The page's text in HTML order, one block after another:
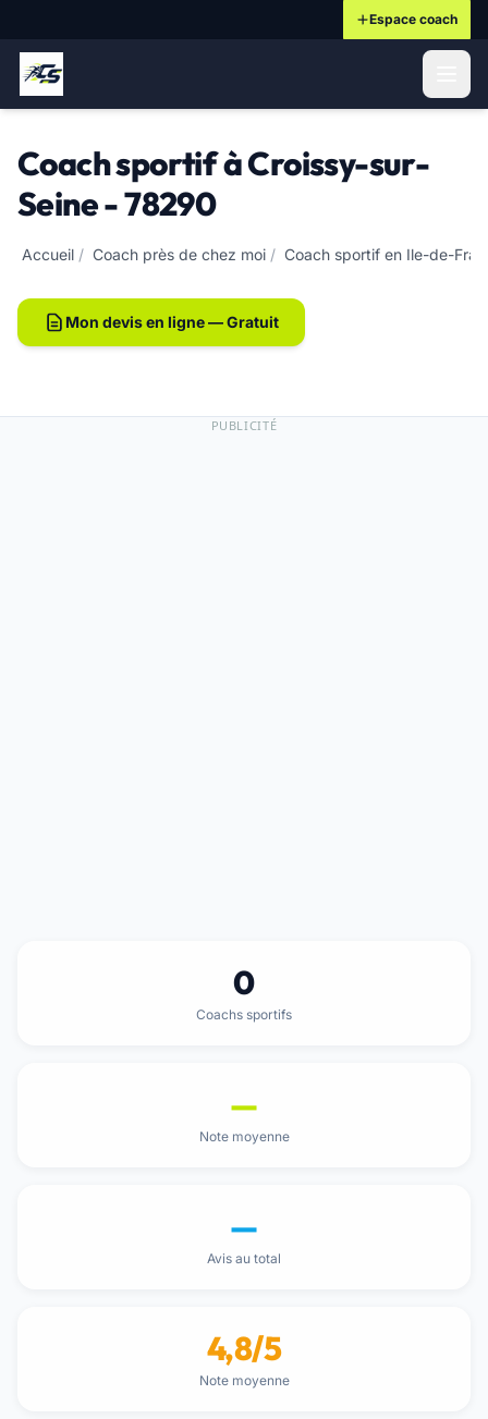
Espace coach
Coach sportif à Croissy-sur-
Seine - 78290
Accueil / Coach près de chez moi / Coach sportif en Ile-de-
Mon devis en ligne — Gratuit
PUBLICITÉ
0
Coachs sportifs
—
Note moyenne
—
Avis au total
4,8/5
Note moyenne